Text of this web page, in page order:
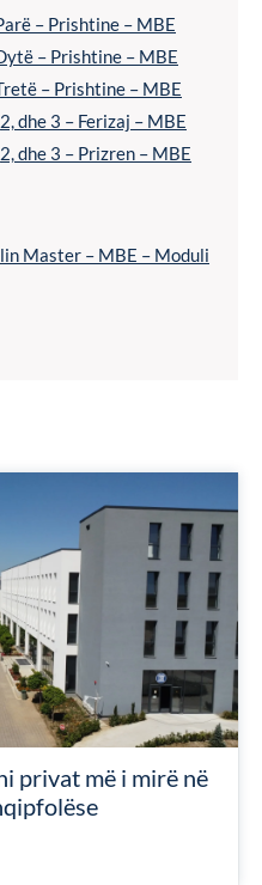
– Prishtine – MBE
– Prishtine – MBE
– Prishtine – MBE
dhe 3 – Ferizaj – MBE
dhe 3 – Prizren – MBE
Master – MBE – Moduli
privat më i mirë në